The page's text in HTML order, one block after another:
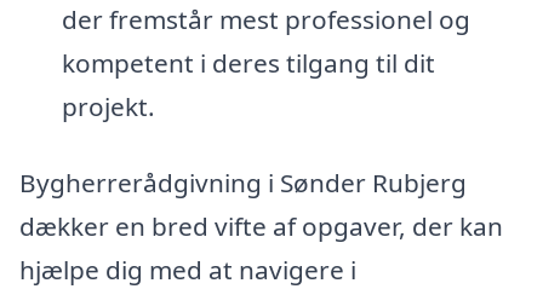
der fremstår mest professionel og
kompetent i deres tilgang til dit
projekt.
Bygherrerådgivning i Sønder Rubjerg
dækker en bred vifte af opgaver, der kan
hjælpe dig med at navigere i